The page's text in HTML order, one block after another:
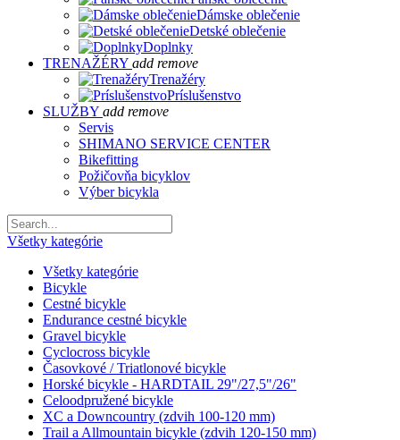
Dámske oblečenie
Detské oblečenie
Doplnky
TRENAŽÉRY add remove
Trenažéry
Príslušenstvo
SLUŽBY add remove
Servis
SHIMANO SERVICE CENTER
Bikefitting
Požičovňa bicyklov
Výber bicykla
Všetky kategórie
Všetky kategórie
Bicykle
Cestné bicykle
Endurance cestné bicykle
Gravel bicykle
Cyclocross bicykle
Časovkové / Triatlonové bicykle
Horské bicykle - HARDTAIL 29"/27,5"/26"
Celoodpružené bicykle
XC a Downcountry (zdvih 100-120 mm)
Trail a Allmountain bicykle (zdvih 120-150 mm)